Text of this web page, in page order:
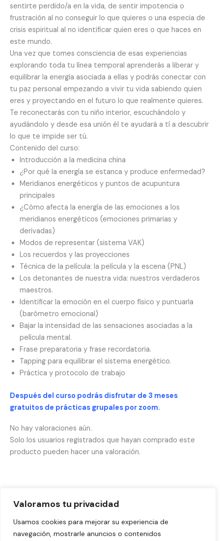
Valoramos tu privacidad
Usamos cookies para mejorar su experiencia de
navegación, mostrarle anuncios o contenidos
sentirte perdido/a en la vida, de sentir impotencia o
frustración al no conseguir lo que quieres o una especia de
crisis espiritual al no identificar quien eres o que haces en
este mundo.
Una vez que tomes consciencia de esas experiencias
explorando toda tu línea temporal aprenderás a liberar y
equilibrar la energía asociada a ellas y podrás conectar con
tu paz personal empezando a vivir tu vida sabiendo quien
eres y proyectando en el futuro lo que realmente quieres.
Te reconectarás con tu niño interior, escuchándolo y
ayudándolo y desde esa unión él te ayudará a tí a descubrir
lo que te impide ser tú.
Contenido del curso:
Introducción a la medicina china
¿Por qué la energía se estanca y produce enfermedad?
Meridianos energéticos y puntos de acupuntura
principales
¿Cómo afecta la energía de las emociones a los
meridianos energéticos (emociones primarias y
derivadas)
Modos de representar (sistema VAK)
Los recuerdos y las proyecciones
Técnica de la película: la película y la escena (PNL)
Los detonantes de nuestra vida: nuestros verdaderos
maestros.
Identificar la emoción en el cuerpo físico y puntuarla
(barómetro emocional)
Bajar la intensidad de las sensaciones asociadas a la
película mental.
Frase preparatoria y frase recordatoria.
Tapping para equilibrar el sistema energético.
Práctica y protocolo de trabajo
Después del curso podrás disfrutar de 3 meses
gratuitos de prácticas grupales por zoom.
No hay valoraciones aún.
Solo los usuarios registrados que hayan comprado este
producto pueden hacer una valoración.
Aviso legal
Política de Privacidad